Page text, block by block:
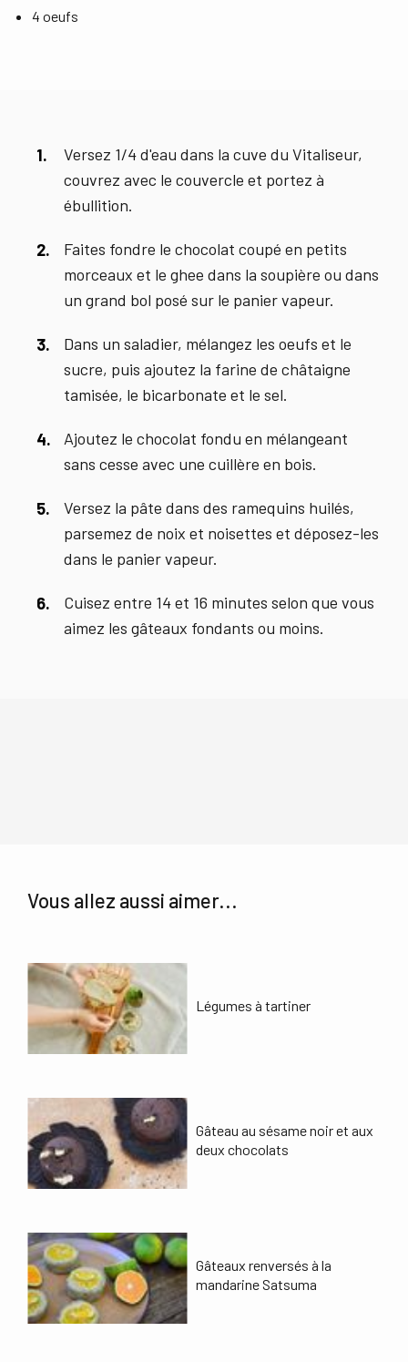
4 oeufs
Versez 1/4 d'eau dans la cuve du Vitaliseur,
couvrez avec le couvercle et portez à
ébullition.
Faites fondre le chocolat coupé en petits
morceaux et le ghee dans la soupière ou dans
un grand bol posé sur le panier vapeur.
Dans un saladier, mélangez les oeufs et le
sucre, puis ajoutez la farine de châtaigne
tamisée, le bicarbonate et le sel.
Ajoutez le chocolat fondu en mélangeant
sans cesse avec une cuillère en bois.
Versez la pâte dans des ramequins huilés,
parsemez de noix et noisettes et déposez-les
dans le panier vapeur.
Cuisez entre 14 et 16 minutes selon que vous
aimez les gâteaux fondants ou moins.
Vous allez aussi aimer...
Légumes à tartiner
Gâteau au sésame noir et aux
deux chocolats
Gâteaux renversés à la
mandarine Satsuma